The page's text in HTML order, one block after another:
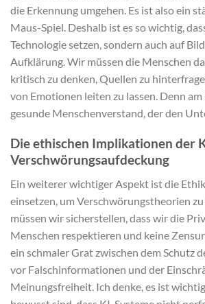
die Erkennung umgehen. Es ist also ein
Maus-Spiel. Deshalb ist es so wichtig,
Technologie setzen, sondern auch auf
Aufklärung. Wir müssen die Menschen
kritisch zu denken, Quellen zu
von Emotionen leiten zu lassen. Denn am
gesunde Menschenverstand, der den
Die ethischen Implikationen der
Verschwörungsaufdeckung
Ein weiterer wichtiger Aspekt ist die
einsetzen, um Verschwörungstheorien
müssen wir sicherstellen, dass wir die
Menschen respektieren und keine
ein schmaler Grat zwischen dem Schutz
vor Falschinformationen und der
Meinungsfreiheit. Ich denke, es ist